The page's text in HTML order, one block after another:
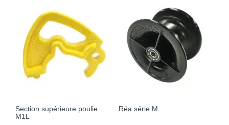
Section supérieure poulie
M1L
Réa série M